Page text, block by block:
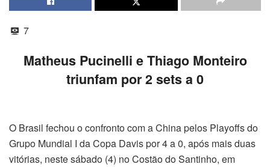
7
Matheus Pucinelli e Thiago Monteiro
triunfam por 2 sets a 0
O Brasil fechou o confronto com a China pelos Playoffs do
Grupo Mundial I da Copa Davis por 4 a 0, após mais duas
vitórias, neste sábado (4) no Costão do Santinho, em